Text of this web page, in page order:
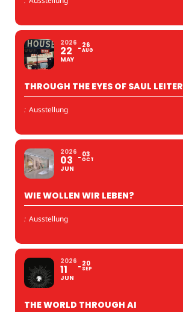
2026
22
MAY
26
AUG
THROUGH THE EYES OF SAUL LEITER
: Ausstellung
2026
03
JUN
03
OCT
WIE WOLLEN WIR LEBEN?
: Ausstellung
2026
11
JUN
20
SEP
THE WORLD THROUGH AI